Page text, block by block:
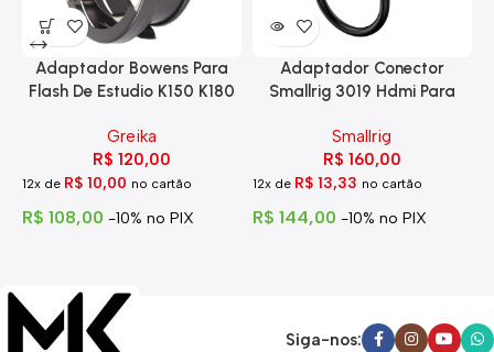
Adaptador Bowens Para
Flash De Estudio K150 K180
Greika
R$ 120,00
12x de R$ 10,00 no cartão
R$ 108,00 -10% no PIX
Adaptador Conector
Smallrig 3019 Hdmi Para
Smallrig
R$ 160,00
12x de R$13,33 no cartão
R$ 144,00 -10% no PIX
Siga-nos: